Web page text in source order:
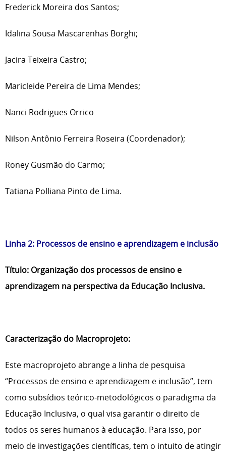
Frederick Moreira dos Santos;
Idalina Sousa Mascarenhas Borghi;
Jacira Teixeira Castro;
Maricleide Pereira de Lima Mendes;
Nanci Rodrigues Orrico
Nilson Antônio Ferreira Roseira (Coordenador);
Roney Gusmão do Carmo;
Tatiana Polliana Pinto de Lima.
Linha 2: Processos de ensino e aprendizagem e inclusão
Título: Organização dos processos de ensino e
aprendizagem na perspectiva da Educação Inclusiva.
Caracterização do Macroprojeto:
Este macroprojeto abrange a linha de pesquisa
“Processos de ensino e aprendizagem e inclusão”, tem
como subsídios teórico-metodológicos o paradigma da
Educação Inclusiva, o qual visa garantir o direito de
todos os seres humanos à educação. Para isso, por
meio de investigações científicas, tem o intuito de atingir